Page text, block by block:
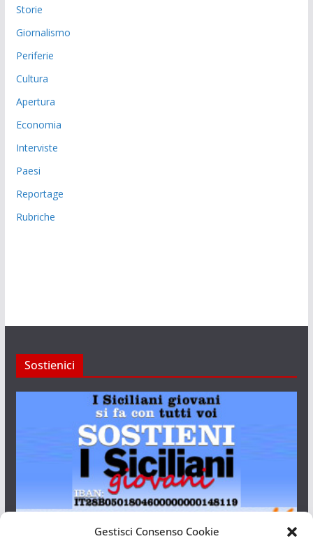
Gestisci Consenso Cookie
Storie
Giornalismo
Periferie
Cultura
Apertura
Economia
Interviste
Paesi
Reportage
Rubriche
Sostienici